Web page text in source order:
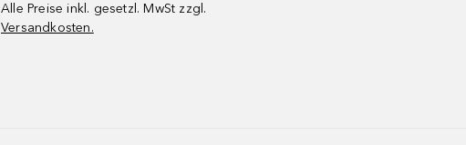
Alle Preise inkl. gesetzl. MwSt zzgl.
Versandkosten.